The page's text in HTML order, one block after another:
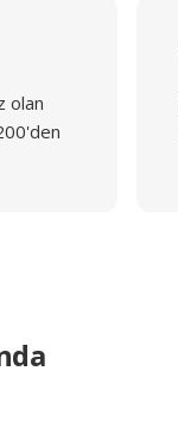
olan